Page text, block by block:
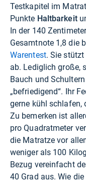
Testkapitel im
Punkte Haltbarkeit
In der 140
Gesamtnote 1,8 die
Warentest. Sie
ab. Lediglich große,
Bauch und
„befriedigend“. Ihr
gerne kühl schlafen,
Zu bemerken ist
pro Quadratmeter
die Matratze vor
weniger als 100
Bezug vereinfacht
40 Grad aus. Wie